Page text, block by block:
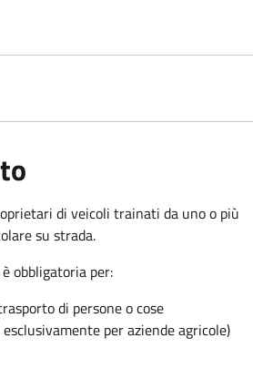
di veicoli trainati da uno o più
su strada.
obbligatoria per:
di persone o cose
per aziende agricole)